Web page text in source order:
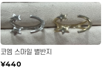
코엠 스마일 별반지
¥440